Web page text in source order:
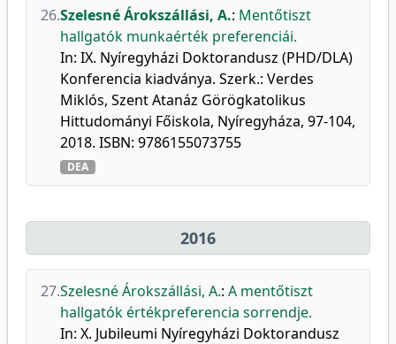
26.Szelesné Árokszállási, A.: Mentőtiszt
hallgatók munkaérték preferenciái.
In: IX. Nyíregyházi Doktorandusz (PHD/DLA)
Konferencia kiadványa. Szerk.: Verdes
Miklós, Szent Atanáz Görögkatolikus
Hittudományi Főiskola, Nyíregyháza, 97-104,
2018. ISBN: 9786155073755
DEA
2016
27.Szelesné Árokszállási, A.: A mentőtiszt
hallgatók értékpreferencia sorrendje.
In: X. Jubileumi Nyíregyházi Doktorandusz